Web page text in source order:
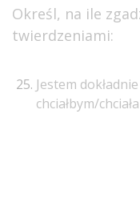
Określ, na ile
twierdzeniami:
Jestem
chciałbym/